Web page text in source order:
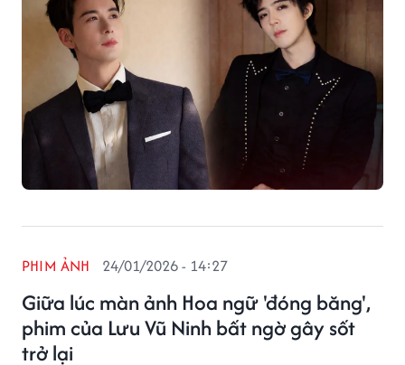
Giữa lúc màn ảnh Hoa ngữ 'đóng băng',
phim của Lưu Vũ Ninh bất ngờ gây sốt
trở lại
PHIM ẢNH 24/01/2026 - 14:27